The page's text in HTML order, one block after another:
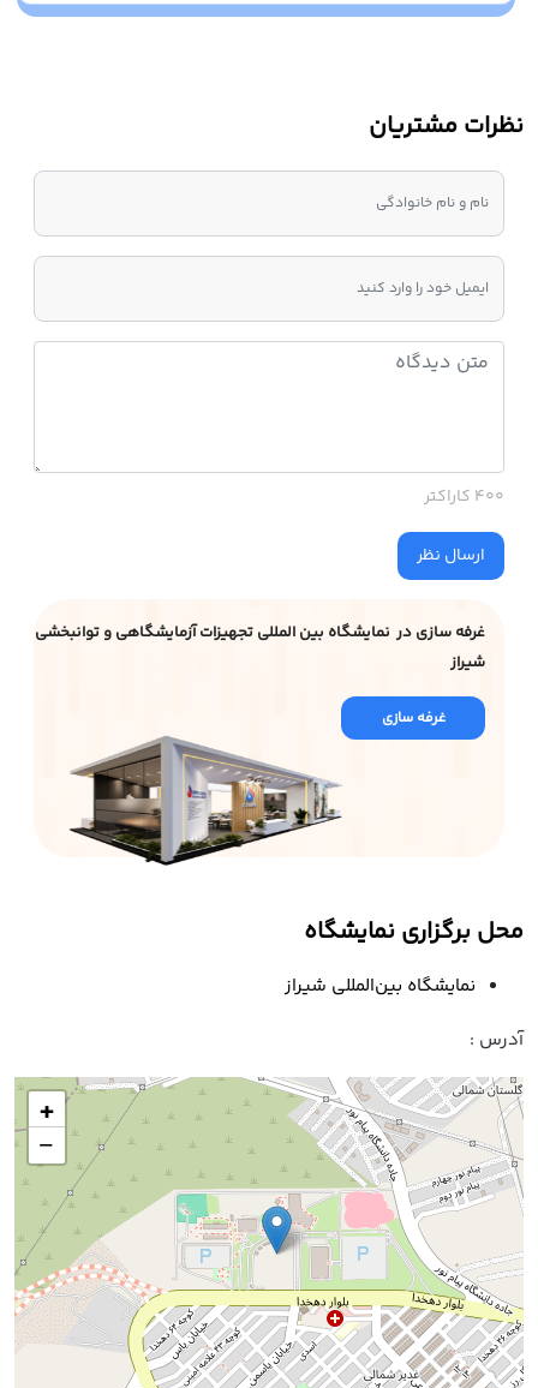
نظرات مشتریان
400 کاراکتر
ارسال نظر
غرفه سازی در نمایشگاه بین المللی تجهیزات آزمایشگاهی و توانبخشی
شیراز
غرفه سازی
محل برگزاری نمایشگاه
نمایشگاه بین‌المللی شیراز
آدرس :
+
−